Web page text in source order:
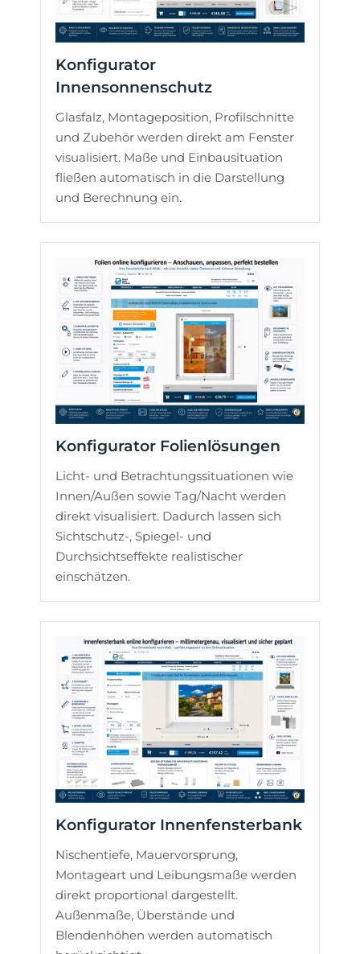
Konfigurator
Innensonnenschutz
Glasfalz, Montageposition, Profilschnitte
und Zubehör werden direkt am Fenster
visualisiert. Maße und Einbausituation
fließen automatisch in die Darstellung
und Berechnung ein.
Konfigurator Folienlösungen
Licht- und Betrachtungssituationen wie
Innen/Außen sowie Tag/Nacht werden
direkt visualisiert. Dadurch lassen sich
Sichtschutz-, Spiegel- und
Durchsichtseffekte realistischer
einschätzen.
Konfigurator Innenfensterbank
Nischentiefe, Mauervorsprung,
Montageart und Leibungsmaße werden
direkt proportional dargestellt.
Außenmaße, Überstände und
Blendenhöhen werden automatisch